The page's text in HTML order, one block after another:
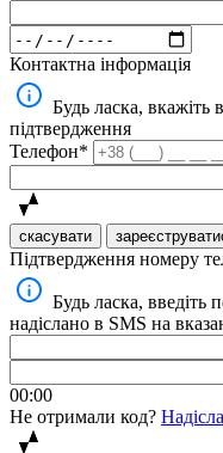
Контактна інформація
Будь ласка,
підтвердження
Телефон*
скасувати
Підтвердження номеру
Будь ласка, введіть
надіслано в SMS на
00:00
Не отримали код?